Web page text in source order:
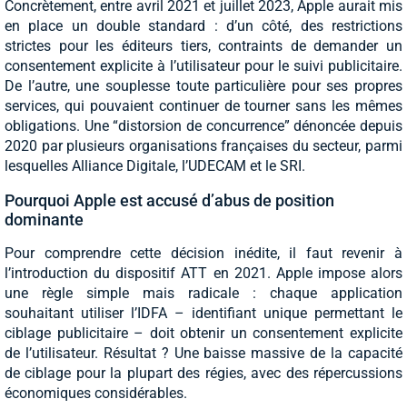
Concrètement, entre avril 2021 et juillet 2023, Apple aurait mis
en place un double standard : d’un côté, des restrictions
strictes pour les éditeurs tiers, contraints de demander un
consentement explicite à l’utilisateur pour le suivi publicitaire.
De l’autre, une souplesse toute particulière pour ses propres
services, qui pouvaient continuer de tourner sans les mêmes
obligations. Une “distorsion de concurrence” dénoncée depuis
2020 par plusieurs organisations françaises du secteur, parmi
lesquelles Alliance Digitale, l’UDECAM et le SRI.
Pourquoi Apple est accusé d’abus de position
dominante
Pour comprendre cette décision inédite, il faut revenir à
l’introduction du dispositif ATT en 2021. Apple impose alors
une règle simple mais radicale : chaque application
souhaitant utiliser l’IDFA – identifiant unique permettant le
ciblage publicitaire – doit obtenir un consentement explicite
de l’utilisateur. Résultat ? Une baisse massive de la capacité
de ciblage pour la plupart des régies, avec des répercussions
économiques considérables.